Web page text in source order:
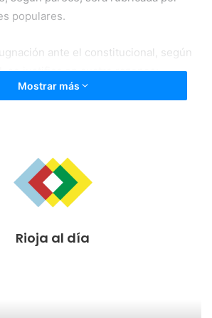
populares.
ante el constitucional, según
se justifica en cuatro razones:
la venta y donación de animales,
a tener un centro de acogida
de todas los motivos
potestad a los inspectores para
se suscitaen este cuarto punto
Mostrar más
Rioja al día